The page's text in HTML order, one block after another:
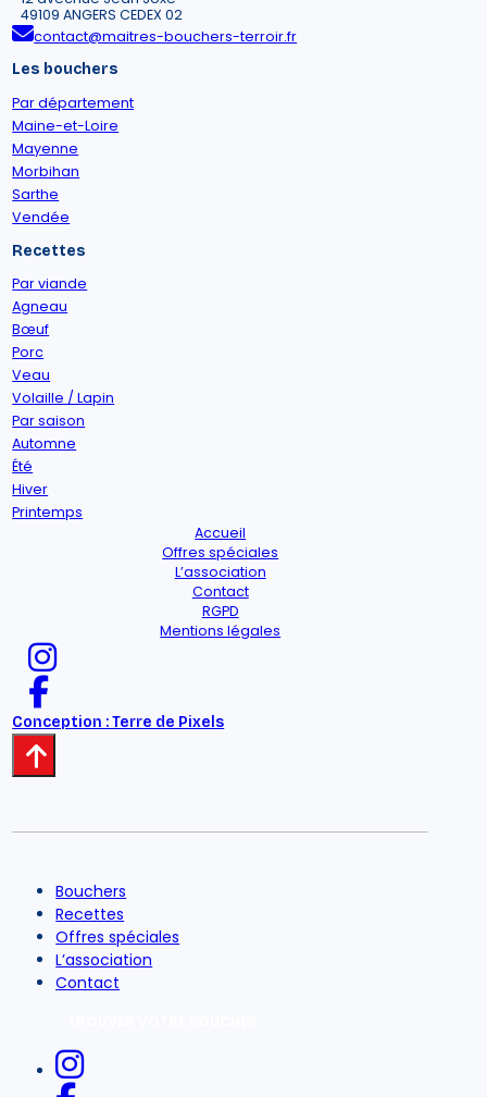
49109 ANGERS CEDEX 02
contact@maitres-bouchers-terroir.fr
Les bouchers
Par département
Maine-et-Loire
Mayenne
Morbihan
Sarthe
Vendée
Recettes
Par viande
Agneau
Bœuf
Porc
Veau
Volaille / Lapin
Par saison
Automne
Été
Hiver
Printemps
Accueil
Offres spéciales
L’association
Contact
RGPD
Mentions légales
Conception : Terre de Pixels
Bouchers
Recettes
Offres spéciales
L’association
Contact